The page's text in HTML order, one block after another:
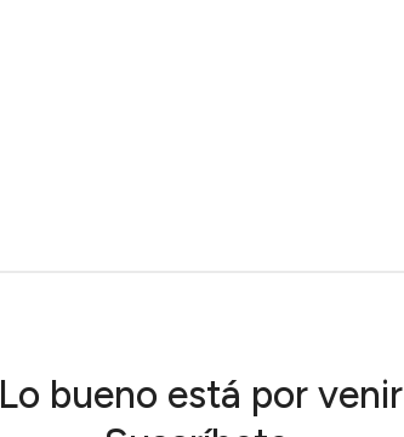
Lo bueno está por venir